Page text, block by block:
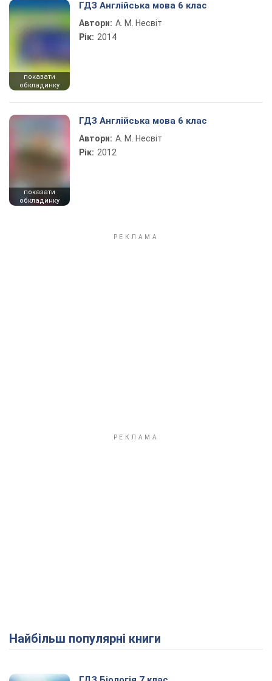
показати
обкладинку
ГДЗ Англійська мова 6 клас
Автори: А. М. Несвіт
Рік: 2014
показати
обкладинку
ГДЗ Англійська мова 6 клас
Автори: А. М. Несвіт
Рік: 2012
Найбільш популярні книги